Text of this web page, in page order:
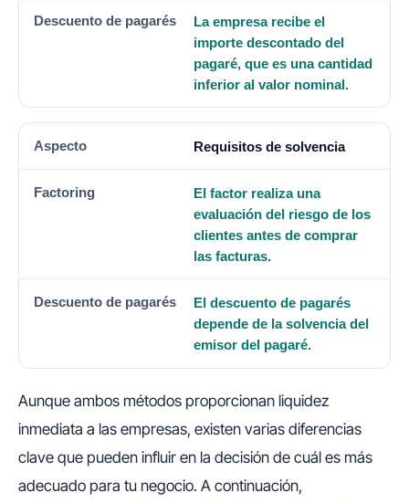
La empresa recibe el
importe descontado del
pagaré, que es una cantidad
inferior al valor nominal.
Requisitos de solvencia
El factor realiza una
evaluación del riesgo de los
clientes antes de comprar
las facturas.
El descuento de pagarés
depende de la solvencia del
emisor del pagaré.
Aunque ambos métodos proporcionan liquidez
inmediata a las empresas, existen varias diferencias
clave que pueden influir en la decisión de cuál es más
adecuado para tu negocio. A continuación,